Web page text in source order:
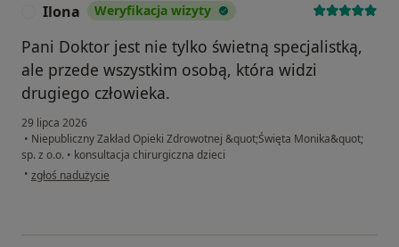
Ilona Weryfikacja wizyty
Pani Doktor jest nie tylko świetną specjalistką,
ale przede wszystkim osobą, która widzi
drugiego człowieka.
29 lipca 2026
• Niepubliczny Zakład Opieki Zdrowotnej &quot;Święta Monika&quot;
sp. z o.o. • konsultacja chirurgiczna dzieci
• w opinii użytkownika Ilona
zgłoś nadużycie